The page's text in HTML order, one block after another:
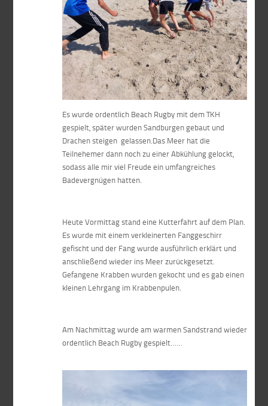
Es wurde ordentlich Beach Rugby mit dem TKH
gespielt, später wurden Sandburgen gebaut und
Drachen steigen gelassen.Das Meer hat die
Teilnehemer dann noch zu einer Abkühlung gelockt,
sodass alle mir viel Freude ein umfangreiches
Badevergnügen hatten.
Heute Vormittag stand eine Kutterfahrt auf dem Plan.
Es wurde mit einem verkleinerten Fanggeschirr
gefischt und der Fang wurde ausführlich erklärt und
anschließend wieder ins Meer zurückgesetzt.
Gefangene Krabben wurden gekocht und es gab einen
kleinen Lehrgang im Krabbenpulen.
Am Nachmittag wurde am warmen Sandstrand wieder
ordentlich Beach Rugby gespielt……